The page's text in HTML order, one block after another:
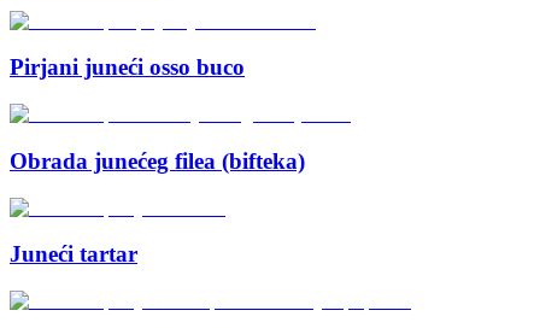
Pirjani juneći osso buco
Obrada junećeg filea (bifteka)
Juneći tartar